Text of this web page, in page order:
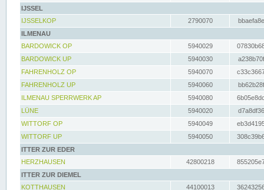
IJSSEL
IJSSELKOP
2790070
ILMENAU
BARDOWICK OP
5940029
BARDOWICK UP
5940030
FAHRENHOLZ OP
5940070
FAHRENHOLZ UP
5940060
ILMENAU SPERRWERK AP
5940080
LÜNE
5940020
WITTORF OP
5940049
WITTORF UP
5940050
ITTER ZUR EDER
HERZHAUSEN
42800218
ITTER ZUR DIEMEL
KOTTHAUSEN
44100013